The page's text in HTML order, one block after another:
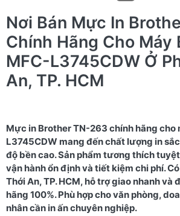
Nơi Bán Mực In
Chính Hãng Cho Máy
MFC-L3745CDW Ở
An, TP. HCM
Mực in Brother TN-263 chính hãng cho
L3745CDW mang đến chất lượng in
độ bền cao. Sản phẩm tương thích
vận hành ổn định và tiết kiệm chi phí.
Thới An, TP. HCM, hỗ trợ giao nhanh và
hãng 100%. Phù hợp cho văn phòng,